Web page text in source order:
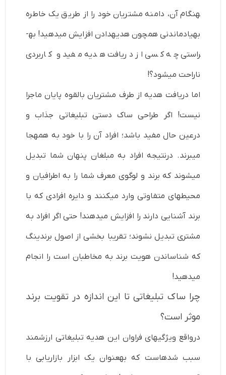
هنگام آن، دامنه مشتریان خود را از طریق یک خاطره
به­یادماندنی همچون هدیه­دادن افزایش می­دهید! به­
راستی چه کسی از دریافت هدیه مفید و کاربردی
ناراحت می­شود؟!
اما دریافت هدیه از طرف مشتریان بالقوه پایان ماجرا
نیست! اگر طراحی ساک دستی تبلیغاتی جذاب و
درعین حال مفید باشد؛ افراد آن را با خود به همه­جا
می­برند. درنتیجه افراد به مبلغان پنهان شما تبدیل
می­شوند که برند و لوگوی معرف شما را به اطرافیان و
محیط­های متفاوتی وارد می­کنند و دایره افرادی که با
برند آشنایی دارند را افزایش می­دهند! حتی اگر افراد به
مشتری تبدیل نشوند؛ تقریبا بخشی از اصول برندینگ
که شناساندن هویت برند به مخاطبان است را انجام
می­دهید!
چرا ساک تبلیغاتی تا این اندازه در تقویت برند
موثر است؟
درواقع ویژگی­های فراوان این هدیه تبلیغاتی ارزشمند
سبب شده­است که به­عنوان یک ابزار بازاریابی با